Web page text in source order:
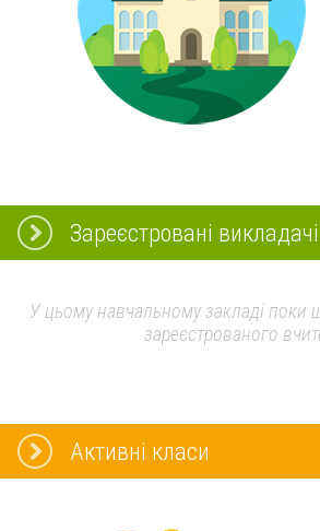
Зареєстровані викладачі
У цьому навчальному закладі
зареєстрованого
Активні класи